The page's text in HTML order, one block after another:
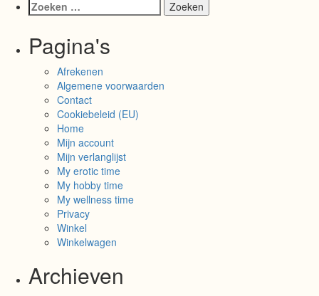
Pagina's
Afrekenen
Algemene voorwaarden
Contact
Cookiebeleid (EU)
Home
Mijn account
Mijn verlanglijst
My erotic time
My hobby time
My wellness time
Privacy
Winkel
Winkelwagen
Archieven